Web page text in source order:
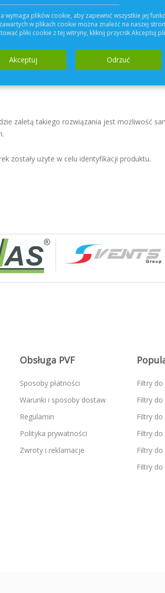
KOMFOVENT DOMEKT R 700F.
zaletą takiego rozwiązania jest możliwość
zostały użyte w celu identyfikacji produktu.
Obsługa PVF
Sposoby płatności
Warunki i sposoby dostaw
Regulamin
Polityka prywatności
Zwroty i reklamacje
Filtry do
Filtry do
Filtry do
Filtry do
Filtry do
Filtry do
wymaga plików cookie, aby zapewnić wszystkie jej
w plikach cookie można znaleźć na naszej
pliki cookie z tej witryny, kliknij przycisk Akceptuj
Akceptuj Odrzuć